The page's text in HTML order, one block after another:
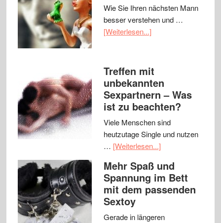
Wie Sie Ihren nächsten Mann
besser verstehen und …
[Weiterlesen...]
Treffen mit
unbekannten
Sexpartnern – Was
ist zu beachten?
Viele Menschen sind
heutzutage Single und nutzen
… [Weiterlesen...]
Mehr Spaß und
Spannung im Bett
mit dem passenden
Sextoy
Gerade in längeren